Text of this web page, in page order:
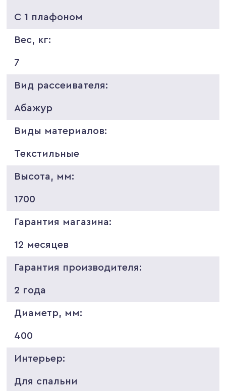
С 1 плафоном
Вес, кг:
7
Вид рассеивателя:
Абажур
Виды материалов:
Текстильные
Высота, мм:
1700
Гарантия магазина:
12 месяцев
Гарантия производителя:
2 года
Диаметр, мм:
400
Интерьер:
Для спальни